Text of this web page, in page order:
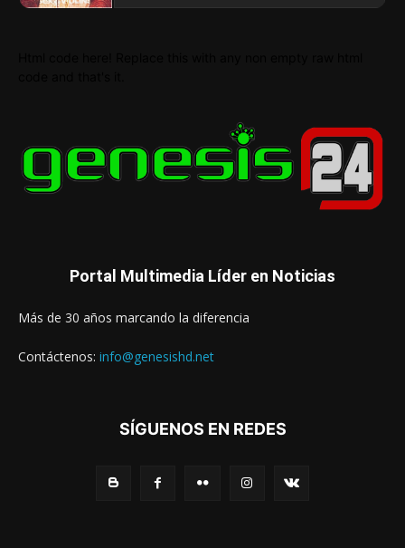
Portal Multimedia Líder en Noticias
Más de 30 años marcando la diferencia
Contáctenos: info@genesishd.net
SÍGUENOS EN REDES